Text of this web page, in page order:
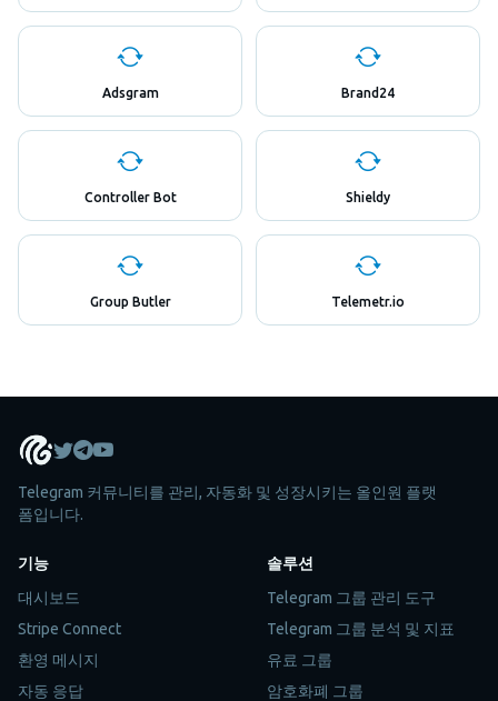
Adsgram Brand24
Controller Bot Shieldy
Group Butler Telemetr.io
Telegram 커뮤니티를 관리, 자동화 및 성장시키는 올인원 플랫
폼입니다.
기능
대시보드
Stripe Connect
환영 메시지
자동 응답
솔루션
Telegram 그룹 관리 도구
Telegram 그룹 분석 및 지표
유료 그룹
암호화폐 그룹